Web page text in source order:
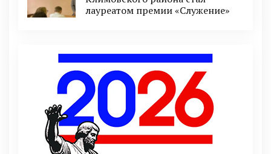
лауреатом премии «Служение»